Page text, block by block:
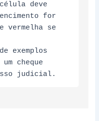
deve
for
vermelha se
exemplos
cheque
judicial.